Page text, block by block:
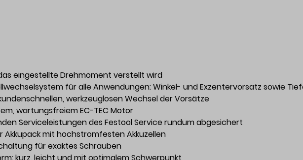
eingestellte Drehmoment verstellt wird
für alle Anwendungen: Winkel- und Exzentervorsatz sowie
werkzeuglosen Wechsel der Vorsätze
wartungsfreiem EC-TEC Motor
Serviceleistungen des Festool Service rundum abgesichert
Akkupack mit hochstromfesten Akkuzellen
für exaktes Schrauben